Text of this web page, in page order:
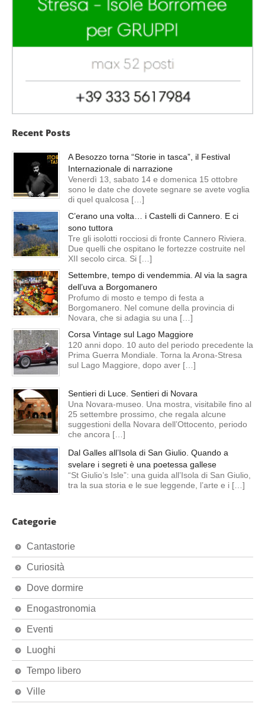
Recent Posts
A Besozzo torna “Storie in tasca”, il Festival
Internazionale di narrazione
Venerdì 13, sabato 14 e domenica 15 ottobre
sono le date che dovete segnare se avete voglia
di quel qualcosa […]
C’erano una volta… i Castelli di Cannero. E ci
sono tuttora
Tre gli isolotti rocciosi di fronte Cannero Riviera.
Due quelli che ospitano le fortezze costruite nel
XII secolo circa. Si […]
Settembre, tempo di vendemmia. Al via la sagra
dell’uva a Borgomanero
Profumo di mosto e tempo di festa a
Borgomanero. Nel comune della provincia di
Novara, che si adagia su una […]
Corsa Vintage sul Lago Maggiore
120 anni dopo. 10 auto del periodo precedente la
Prima Guerra Mondiale. Torna la Arona-Stresa
sul Lago Maggiore, dopo aver […]
Sentieri di Luce. Sentieri di Novara
Una Novara-museo. Una mostra, visitabile fino al
25 settembre prossimo, che regala alcune
suggestioni della Novara dell’Ottocento, periodo
che ancora […]
Dal Galles all’Isola di San Giulio. Quando a
svelare i segreti è una poetessa gallese
“St Giulio’s Isle”: una guida all’Isola di San Giulio,
tra la sua storia e le sue leggende, l’arte e i […]
Categorie
Cantastorie
Curiosità
Dove dormire
Enogastronomia
Eventi
Luoghi
Tempo libero
Ville